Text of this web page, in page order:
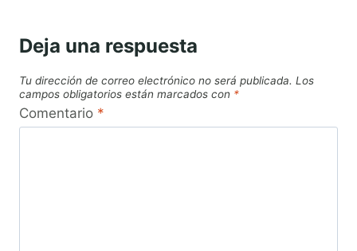
Deja una respuesta
Tu dirección de correo electrónico no será publicada. Los
campos obligatorios están marcados con *
Comentario *